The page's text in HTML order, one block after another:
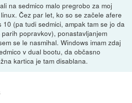
na sedmico malo pregrobo za moj
Čez par let, ko so se začele afere
10 (pa tudi sedmici, ampak tam se jo da
popravkov), ponastavljanjem
se le nasmihal. Windows imam zdaj
v dual bootu, da občasno
kartica je tam disablana.